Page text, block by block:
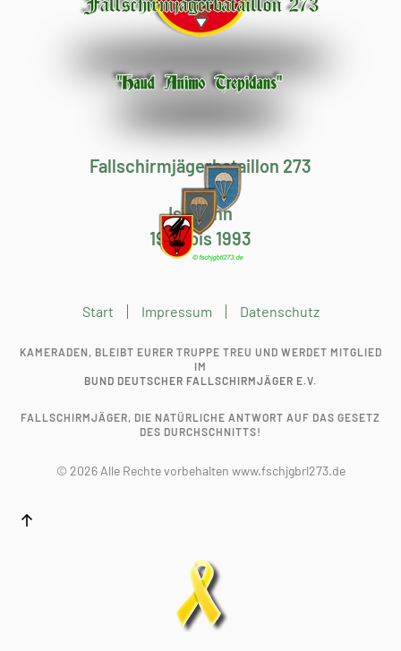
Fallschirmjägerbataillon 273
Iserlohn
1982 bis 1993
Start Impressum Datenschutz
KAMERADEN, BLEIBT EURER TRUPPE TREU UND WERDET MITGLIED
IM
BUND DEUTSCHER FALLSCHIRMJÄGER E.V.
FALLSCHIRMJÄGER, DIE NATÜRLICHE ANTWORT AUF DAS GESETZ
DES DURCHSCHNITTS!
© 2026Alle Rechte vorbehalten www.fschjgbrl273.de